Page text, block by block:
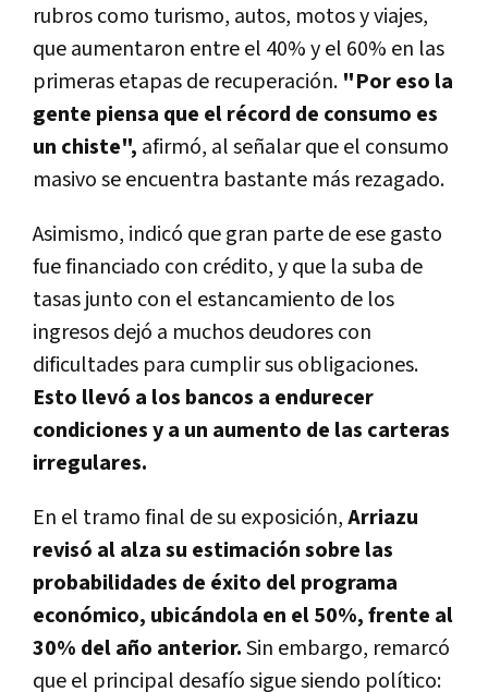
rubros como turismo, autos, motos y viajes,
que aumentaron entre el 40% y el 60% en las
primeras etapas de recuperación. "Por eso la
gente piensa que el récord de consumo es
un chiste", afirmó, al señalar que el consumo
masivo se encuentra bastante más rezagado.
Asimismo, indicó que gran parte de ese gasto
fue financiado con crédito, y que la suba de
tasas junto con el estancamiento de los
ingresos dejó a muchos deudores con
dificultades para cumplir sus obligaciones.
Esto llevó a los bancos a endurecer
condiciones y a un aumento de las carteras
irregulares.
En el tramo final de su exposición,Arriazu
revisó al alza su estimación sobre las
probabilidades de éxito del programa
económico, ubicándola en el 50%, frente al
30% del año anterior.Sin embargo, remarcó
que el principal desafío sigue siendo político: